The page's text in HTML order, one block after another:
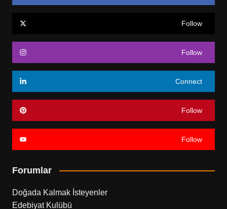
Follow
Follow
Connect
Follow
Follow
Forumlar
Doğada Kalmak İsteyenler
Edebiyat Kulübü